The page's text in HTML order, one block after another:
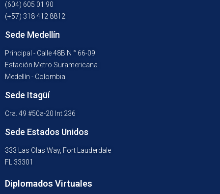
(604) 605 01 90
(+57) 318 412 8812
Sede Medellín
Principal - Calle 48B N ° 66-09
Estación Metro Suramericana
Medellín - Colombia
Sede Itagüí
Cra. 49 #50a-20 Int 236
Sede Estados Unidos
333 Las Olas Way, Fort Lauderdale
FL 33301
Diplomados Virtuales